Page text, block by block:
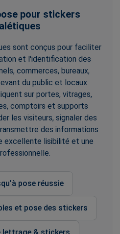
pour stickers
sont conçus pour faciliter
et l'identification des
commerces, bureaux,
du public et locaux
sur portes, vitrages,
comptoirs et supports
les visiteurs, signaler des
des informations
excellente lisibilité et une
pose réussie
et pose des stickers